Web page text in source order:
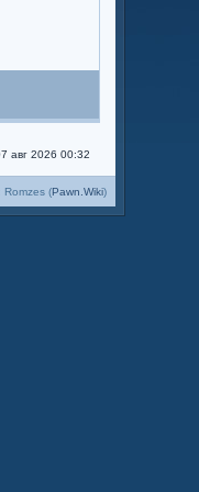
авг 2026 00:32
Romzes (Pawn.Wiki)